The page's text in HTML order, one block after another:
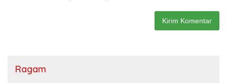
Ragam